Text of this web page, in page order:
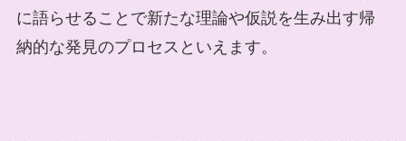
に語らせることで新たな理論や仮説を生み出す帰
納的な発見のプロセスといえます。